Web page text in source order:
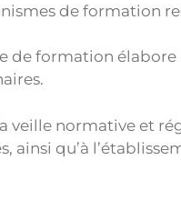
de formation
de formation élabore
veille normative et
ainsi qu’à